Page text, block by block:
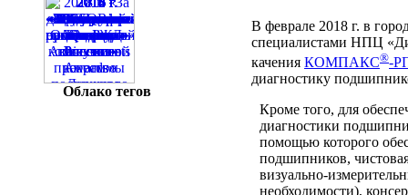
Облако тегов
В феврале 2018 г. в
специалистами НПЦ
качения КОМПАКС®-
диагностику
Кроме того, для
диагностики
помощью которого
подшипников,
визуально-
необходимости),